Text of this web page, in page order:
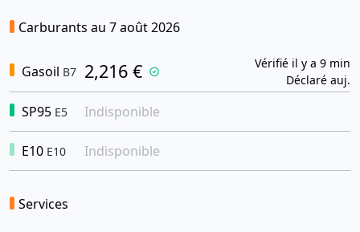
Carburants au 7 août 2026
Gasoil B7 2,216 €
Vérifié il y a 9 min
Déclaré auj.
SP95 E5 Indisponible
E10 E10 Indisponible
Services